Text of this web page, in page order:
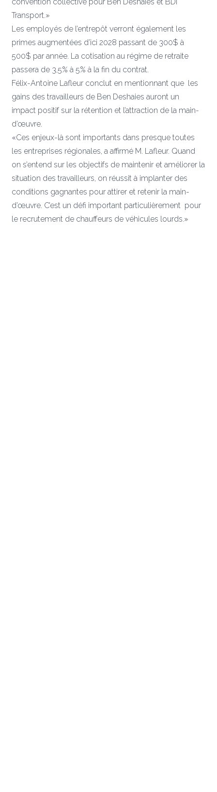
convention collective pour Ben Deshaies et BDI
Transport.»
Les employés de l’entrepôt verront également les
primes augmentées d’ici 2028 passant de 300$ à
500$ par année. La cotisation au régime de retraite
passera de 3,5% à 5% à la fin du contrat.
Félix-Antoine Lafleur conclut en mentionnant que les
gains des travailleurs de Ben Deshaies auront un
impact positif sur la rétention et l’attraction de la main-
d’œuvre.
«Ces enjeux-là sont importants dans presque toutes
les entreprises régionales, a affirmé M. Lafleur. Quand
on s’entend sur les objectifs de maintenir et améliorer la
situation des travailleurs, on réussit à implanter des
conditions gagnantes pour attirer et retenir la main-
d’œuvre. C’est un défi important particulièrement pour
le recrutement de chauffeurs de véhicules lourds.»